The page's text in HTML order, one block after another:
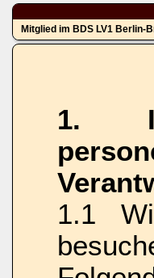
Mitglied im BDS LV1 Berlin-
1.
1.1